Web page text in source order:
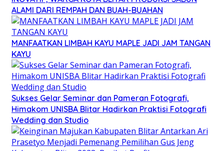
ALAMI DARI REMPAH DAN BUAH-BUAHAN
MANFAATKAN LIMBAH KAYU MAPLE JADI JAM TANGAN
KAYU
Sukses Gelar Seminar dan Pameran Fotografi,
Himakom UNISBA Blitar Hadirkan Praktisi Fotografi
Wedding dan Studio